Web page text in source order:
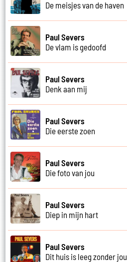
De meisjes van de haven
Paul Severs
De vlam is gedoofd
Paul Severs
Denk aan mij
Paul Severs
Die eerste zoen
Paul Severs
Die foto van jou
Paul Severs
Diep in mijn hart
Paul Severs
Dit huis is leeg zonder jou